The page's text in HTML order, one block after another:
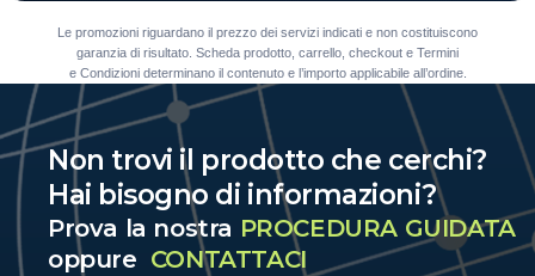
Le promozioni riguardano il prezzo dei servizi indicati e non costituiscono
garanzia di risultato. Scheda prodotto, carrello, checkout e Termini
e Condizioni determinano il contenuto e l’importo applicabile all’ordine.
Non trovi il prodotto che cerchi?
Hai bisogno di informazioni?
Prova la nostra PROCEDURA GUIDATA
oppure CONTATTACI